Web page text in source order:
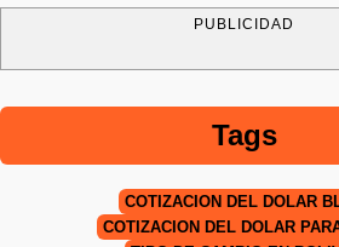
PUBLICIDAD
Tags
COTIZACIÓN DEL DÓLAR
COTIZACIÓN DEL DÓLAR